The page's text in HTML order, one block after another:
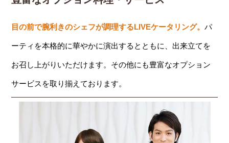
目の前で腕利きのシェフが調理するLIVEケータリング。パ
ーティを本格的に華やかに演出するとともに、出来立てを
お召し上がりいただけます。その他にも豊富なオプション
サービスを取り揃えております。